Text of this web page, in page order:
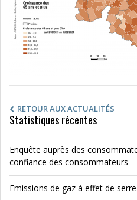
RETOUR AUX ACTUALITÉS
Statistiques récentes
Enquête auprès des
confiance des consommateurs
Emissions de gaz à effet de serre